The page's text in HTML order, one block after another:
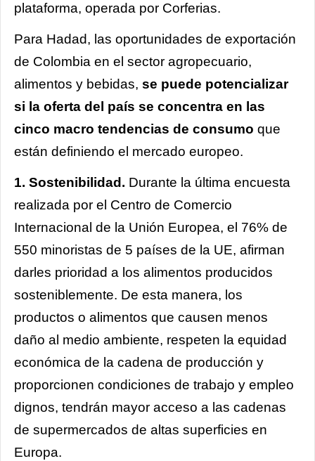
plataforma, operada por Corferias.
Para Hadad, las oportunidades de exportación
de Colombia en el sector agropecuario,
alimentos y bebidas, se puede potencializar
si la oferta del país se concentra en las
cinco macro tendencias de consumo que
están definiendo el mercado europeo.
1. Sostenibilidad. Durante la última encuesta
realizada por el Centro de Comercio
Internacional de la Unión Europea, el 76% de
550 minoristas de 5 países de la UE, afirman
darles prioridad a los alimentos producidos
sosteniblemente. De esta manera, los
productos o alimentos que causen menos
daño al medio ambiente, respeten la equidad
económica de la cadena de producción y
proporcionen condiciones de trabajo y empleo
dignos, tendrán mayor acceso a las cadenas
de supermercados de altas superficies en
Europa.